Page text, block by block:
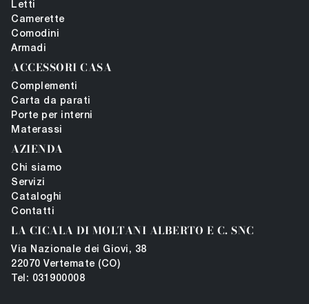
Letti
Camerette
Comodini
Armadi
ACCESSORI CASA
Complementi
Carta da parati
Porte per interni
Materassi
AZIENDA
Chi siamo
Servizi
Cataloghi
Contatti
LA CICALA DI MOLTANI ALBERTO E C. SNC
Via Nazionale dei Giovi, 38
22070 Vertemate (CO)
Tel: 031900008